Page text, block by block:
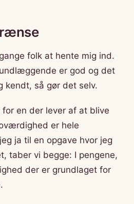
folk at hente mig ind.
er god og det
kendt, så gør det selv.
en der lever af at blive
er hele
ja til en opgave hvor jeg
taber vi begge: I pengene,
der er grundlaget for